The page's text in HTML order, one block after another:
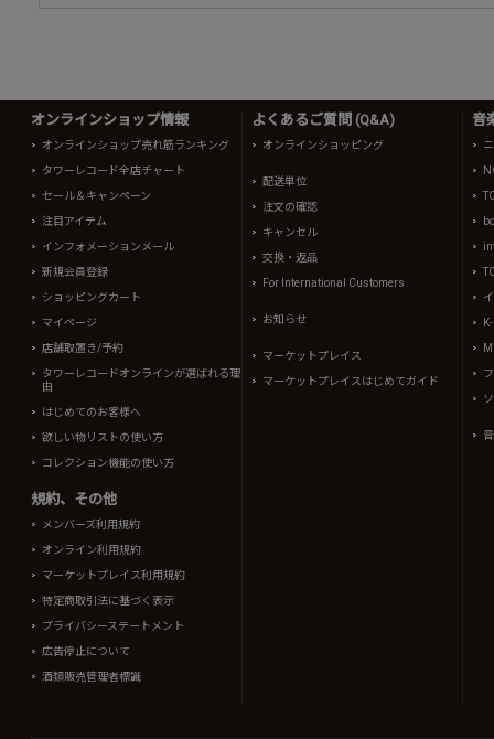
オンラインショップ情報
オンラインショップ売れ筋ランキング
タワーレコード全店チャート
セール＆キャンペーン
注目アイテム
インフォメーションメール
新規会員登録
ショッピングカート
マイページ
店舗取置き/予約
タワーレコードオンラインが選ばれる理
由
はじめてのお客様へ
欲しい物リストの使い方
コレクション機能の使い方
規約、その他
メンバーズ利用規約
オンライン利用規約
マーケットプレイス利用規約
特定商取引法に基づく表示
プライバシーステートメント
広告停止について
酒類販売管理者標識
よくあるご質問 (Q&A)
オンラインショッピング
配送単位
注文の確認
キャンセル
交換・返品
For International Customers
お知らせ
マーケットプレイス
マーケットプレイスはじめてガイド
音